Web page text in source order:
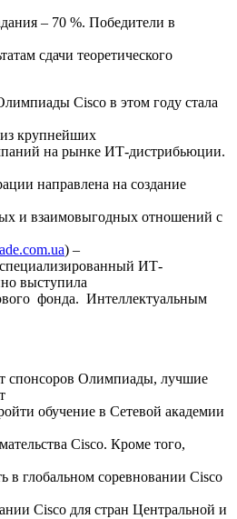
– 70 %. Победители в
сдачи теоретического
Cisco в этом году стала
крупнейших
на рынке ИТ-дистрибьюции.
направлена на создание
и взаимовыгодных отношений с
) –
ИТ-
выступила
фонда. Интеллектуальным
спонсоров Олимпиады, лучшие
обучение в Сетевой академии
Cisco. Кроме того,
в глобальном соревновании Cisco
Cisco для стран Центральной и